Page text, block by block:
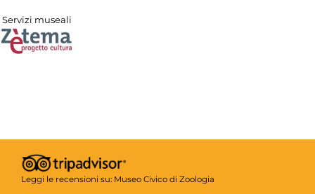
Servizi museali
Leggi le recensioni su: Museo Civico di Zoologia